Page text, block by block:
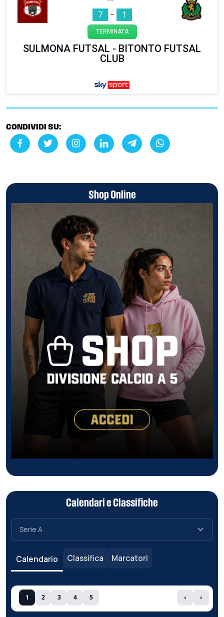
7 - 1
SULMONA FUTSAL - BITONTO FUTSAL
CLUB
TERMINATA
CONDIVIDI SU:
Shop Online
Calendari e Classifiche
Calendario Classifica Marcatori
1 2 3 4 5 ‹ ›